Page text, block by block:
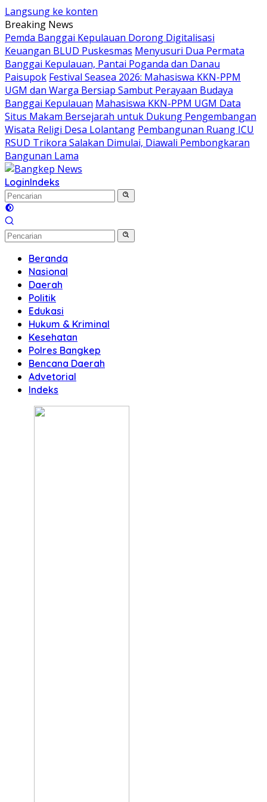
Langsung ke konten
Breaking News
Pemda Banggai Kepulauan Dorong Digitalisasi
Keuangan BLUD Puskesmas Menyusuri Dua Permata
Banggai Kepulauan, Pantai Poganda dan Danau
Paisupok Festival Seasea 2026: Mahasiswa KKN-PPM
UGM dan Warga Bersiap Sambut Perayaan Budaya
Banggai Kepulauan Mahasiswa KKN-PPM UGM Data
Situs Makam Bersejarah untuk Dukung Pengembangan
Wisata Religi Desa Lolantang Pembangunan Ruang ICU
RSUD Trikora Salakan Dimulai, Diawali Pembongkaran
Bangunan Lama
LoginIndeks
Beranda
Nasional
Daerah
Politik
Edukasi
Hukum & Kriminal
Kesehatan
Polres Bangkep
Bencana Daerah
Advetorial
Indeks